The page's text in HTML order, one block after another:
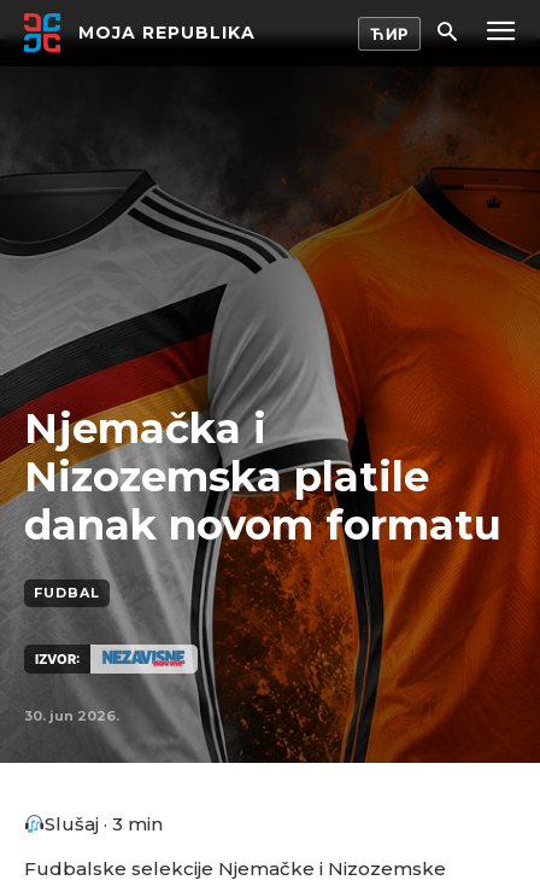
MOJA REPUBLIKA
Njemačka i
Nizozemska platile
danak novom formatu
FUDBAL
IZVOR:
30. jun 2026.
Slušaj · 3 min
​Fudbalske selekcije Njemačke i Nizozemske